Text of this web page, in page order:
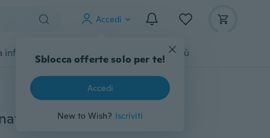
Accedi
Sblocca offerte solo per te!
Accedi
New to Wish? Iscriviti
infanzia Accessori per animali Di più
Bambola rinata realistica realistica in silicone per neonati realistica dall'aspetto realistico fatta a mano